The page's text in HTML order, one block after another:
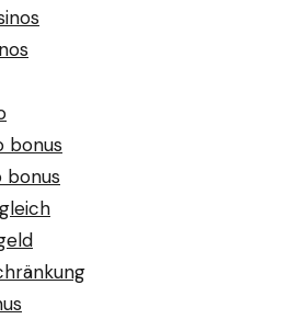
bonus
bonus